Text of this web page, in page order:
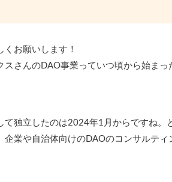
くお願いします！
スさんのDAO事業っていつ頃から始まっ
て独立したのは2024年1月からですね。
企業や自治体向けのDAOのコンサルテ